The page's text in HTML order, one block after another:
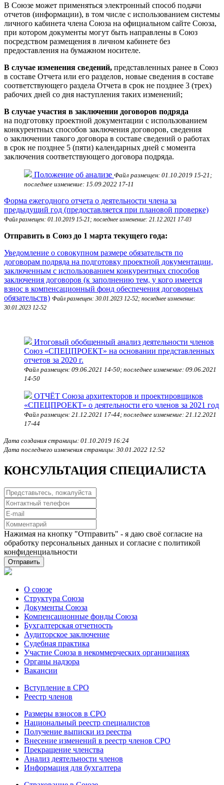
В Союзе может применяться электронный способ подачи
отчетов (информации), в том числе с использованием системы
личного кабинета члена Союза на официальном сайте Союза,
при котором документы могут быть направлены в Союз
посредством размещения в личном кабинете без
предоставления на бумажном носителе.
В случае изменения сведений, представленных ранее в Союз
в составе Отчета или его разделов, новые сведения в составе
соответствующего раздела Отчета в срок не позднее 3 (трех)
рабочих дней со дня наступления таких изменений;
В случае участия в заключении договоров подряда
на подготовку проектной документации с использованием
конкурентных способов заключения договоров, сведения
о заключении такого договора в составе сведений о работах
в срок не позднее 5 (пяти) календарных дней с момента
заключения соответствующего договора подряда.
Положение об анализе Файл размещен: 01.10.2019 15-21;
последнее изменение: 15.09.2022 17-11
Форма ежегодного отчета о деятельности члена за
предыдущий год (предоставляется при плановой проверке)
Файл размещен: 01.10.2019 15-21; последнее изменение: 21.12.2021 17-03
Отправить в Союз до 1 марта текущего года:
Уведомление о совокупном размере обязательств по
договорам подряда на подготовку проектной документации,
заключенным с использованием конкурентных способов
заключения договоров (к заполнению тем, у кого имеется
взнос в компенсационный фонд обеспечения договорных
обязательств) Файл размещен: 30.01.2023 12-52; последнее изменение:
30.01.2023 12-52
Итоговый обобщенный анализ деятельности членов
Союз «СПЕЦПРОЕКТ» на основании представленных
отчетов за 2020 г.
Файл размещен: 09.06.2021 14-50; последнее изменение: 09.06.2021
14-50
ОТЧЁТ Союза архитекторов и проектировщиков
«СПЕЦПРОЕКТ» о деятельности его членов за 2021 год
Файл размещен: 21.12.2021 17-44; последнее изменение: 21.12.2021
17-44
Дата создания страницы: 01.10.2019 16:24
Дата последнего изменения страницы: 30.01.2022 12:52
КОНСУЛЬТАЦИЯ СПЕЦИАЛИСТА
Нажимая на кнопку "Отправить" - я даю своё согласие на
обработку персональных данных и согласие с политикой
конфиденциальности
О союзе
Структура Союза
Документы Союза
Компенсационные фонды Союза
Бухгалтерская отчетность
Аудиторское заключение
Судебная практика
Участие Союза в некоммерческих организациях
Органы надзора
Вакансии
Вступление в СРО
Реестр членов
Размеры взносов в СРО
Национальный реестр специалистов
Получение выписки из реестра
Внесение изменений в реестр членов СРО
Прекращение членства
Анализ деятельности членов
Информация для бухгалтера